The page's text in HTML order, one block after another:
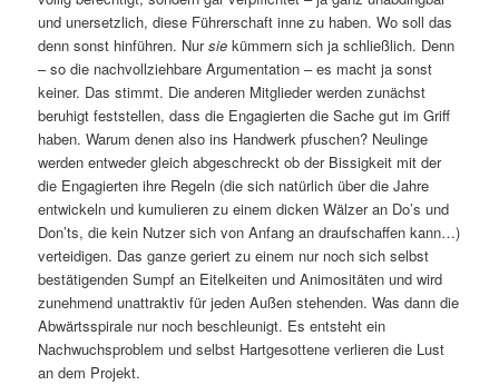
und unersetzlich, diese Führerschaft inne zu haben. Wo soll das
denn sonst hinführen. Nursie kümmern sich ja schließlich. Denn
– so die nachvollziehbare Argumentation – es macht ja sonst
keiner. Das stimmt. Die anderen Mitglieder werden zunächst
beruhigt feststellen, dass die Engagierten die Sache gut im Griff
haben. Warum denen also ins Handwerk pfuschen? Neulinge
werden entweder gleich abgeschreckt ob der Bissigkeit mit der
die Engagierten ihre Regeln (die sich natürlich über die Jahre
entwickeln und kumulieren zu einem dicken Wälzer an Do’s und
Don’ts, die kein Nutzer sich von Anfang an draufschaffen kann…)
verteidigen. Das ganze geriert zu einem nur noch sich selbst
bestätigenden Sumpf an Eitelkeiten und Animositäten und wird
zunehmend unattraktiv für jeden Außen stehenden. Was dann die
Abwärtsspirale nur noch beschleunigt. Es entsteht ein
Nachwuchsproblem und selbst Hartgesottene verlieren die Lust
an dem Projekt.